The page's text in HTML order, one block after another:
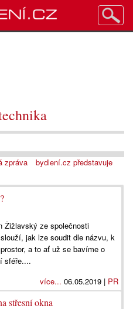
zpráva
bydlení.cz představuje
Žižlavský ze společnosti
jak lze soudit dle názvu, k
a to ať už se bavíme o
sféře....
více... 06.05.2019 | PR
střesní okna